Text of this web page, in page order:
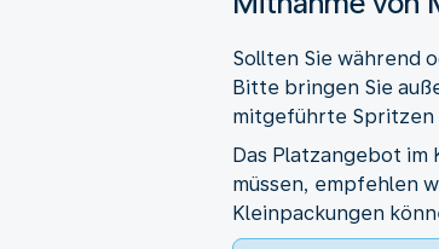
Sollten Sie während
Bitte bringen Sie
mitgeführte Spritzen
Das Platzangebot im
müssen, empfehlen
Kleinpackungen